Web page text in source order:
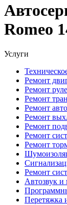
Romeo
Услуги
Ремонт
Ремонт
Ремонт
Ремонт
Ремонт
Ремонт
Ремонт
Ремонт
Ремонт
Автозвук и
Перетяжка